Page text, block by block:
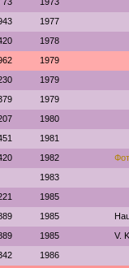
1977
1978
1979
1979
1979
1980
1981
1982
1983
1985
1985
1985 V.
1986